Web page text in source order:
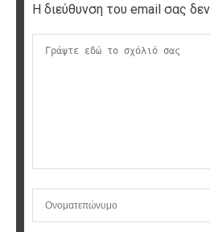
Η διεύθυνση του email σας